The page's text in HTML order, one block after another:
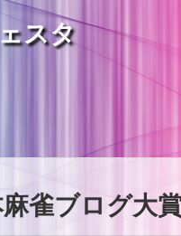
スタ
麻雀ブログ大